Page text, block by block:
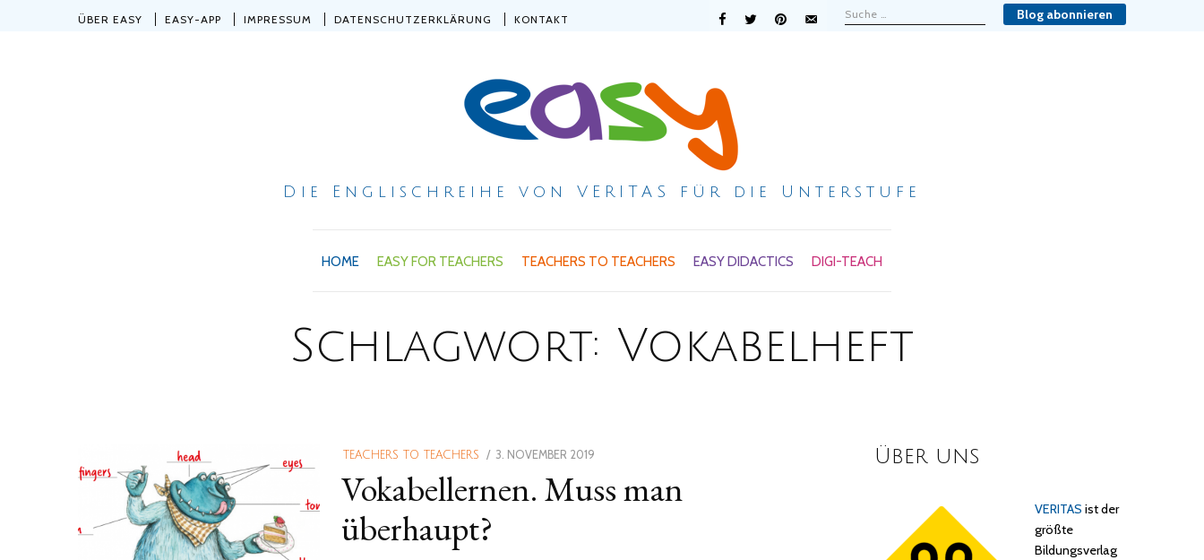
ÜBER EASY EASY-APP IMPRESSUM DATENSCHUTZERKLÄRUNG KONTAKT Blog abonnieren
Die Englischreihe von VERITAS für die Unterstufe
HOME EASY FOR TEACHERS TEACHERS TO TEACHERS EASY DIDACTICS DIGI-TEACH
Schlagwort: Vokabelheft
TEACHERS TO TEACHERS
POSTED
3. NOVEMBER 2019
2021
Vokabellernen. Muss man
überhaupt?
Über uns
VERITAS ist der
größte
Bildungsverlag